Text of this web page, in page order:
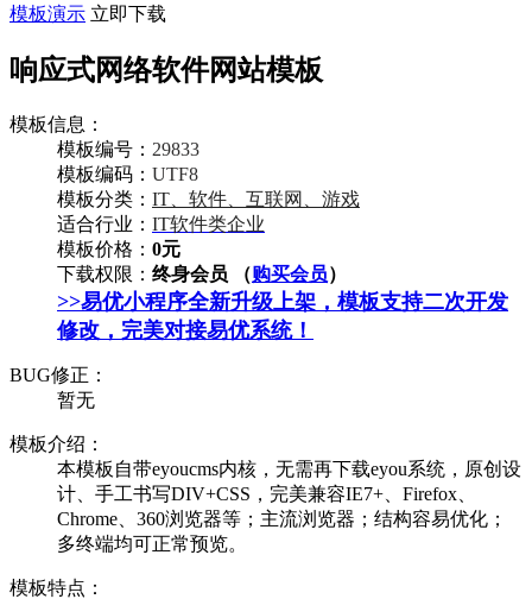
模板演示 立即下载
响应式网络软件网站模板
模板信息：
模板编号： 29833
模板编码： UTF8
模板分类： IT、软件、互联网、游戏
适合行业： IT软件类企业
模板价格： 0元
下载权限： 终身会员 （购买会员）
>>易优小程序全新升级上架，模板支持二次开发
修改，完美对接易优系统！
BUG修正：
暂无
模板介绍：
本模板自带eyoucms内核，无需再下载eyou系统，原创设
计、手工书写DIV+CSS，完美兼容IE7+、Firefox、
Chrome、360浏览器等；主流浏览器；结构容易优化；
多终端均可正常预览。
模板特点：